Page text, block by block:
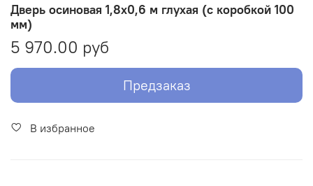
Дверь осиновая 1,8х0,6 м глухая (с коробкой 100
мм)
5 970.00 руб
Предзаказ
В избранное